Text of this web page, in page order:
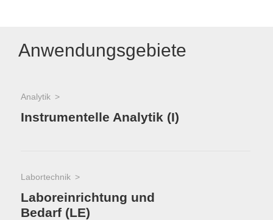
Anwendungsgebiete
Analytik
Instrumentelle Analytik (I)
Labortechnik
Laboreinrichtung und
Bedarf (LE)